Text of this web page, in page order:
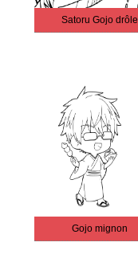
Satoru Gojo drôle
Gojo mignon